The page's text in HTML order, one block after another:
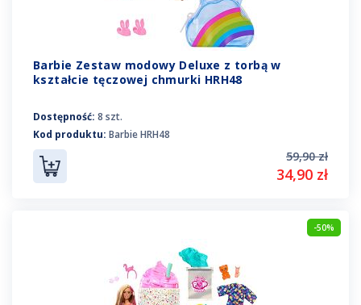
Barbie Zestaw modowy Deluxe z torbą w
kształcie tęczowej chmurki HRH48
Dostępność: 8 szt.
Kod produktu: Barbie HRH48
59,90 zł
34,90 zł
-50%